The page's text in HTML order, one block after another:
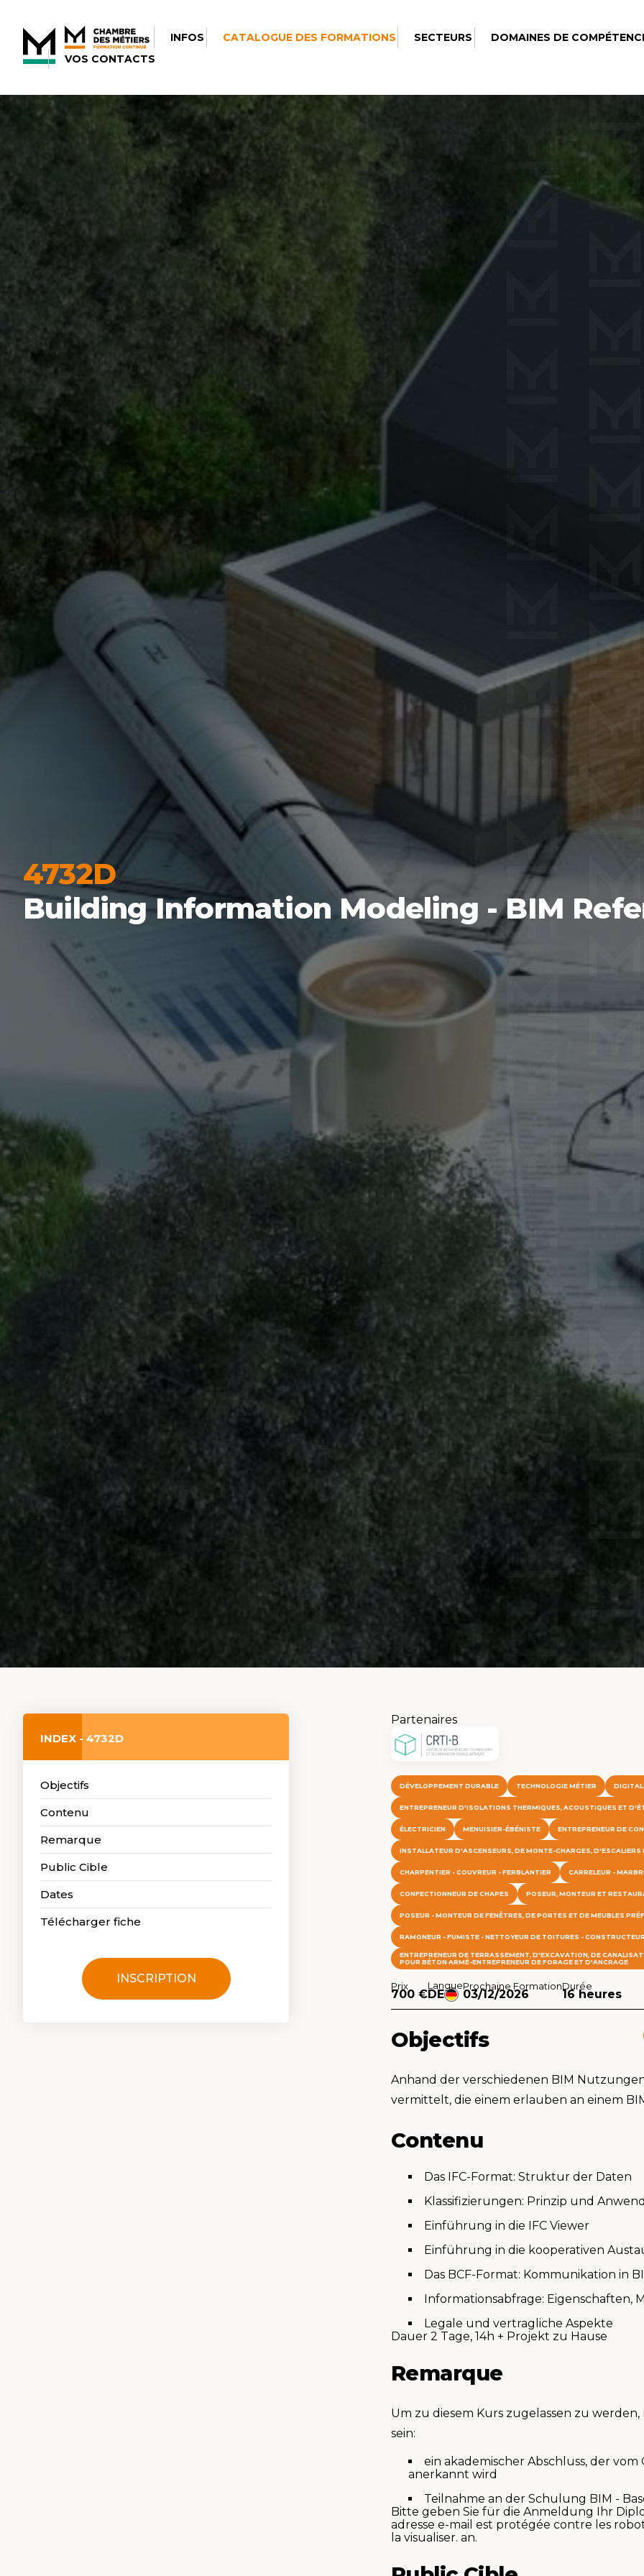
INFOS CATALOGUE DES FORMATIONS SECTEURS
DOMAINES DE
VOS CONTACTS
4732D
Building Information Modeling - BIM
INDEX - 4732D
Objectifs
Contenu
Remarque
Public Cible
Dates
Télécharger fiche
INSCRIPTION
Partenaires
DÉVELOPPEMENT DURABLE TECHNOLOGIE MÉTIER
ENTREPRENEUR D'ISOLATIONS THERMIQUES, ACOUSTIQUES ET
ÉLECTRICIEN MENUISIER-ÉBÉNISTE ENTREPRENEUR DE
INSTALLATEUR D'ASCENSEURS, DE MONTE-CHARGES,
CHARPENTIER - COUVREUR - FERBLANTIER CARRELEUR -
CONFECTIONNEUR DE CHAPES POSEUR, MONTEUR ET
POSEUR - MONTEUR DE FENÊTRES, DE PORTES ET DE MEUBLES
RAMONEUR - FUMISTE - NETTOYEUR DE TOITURES -
ENTREPRENEUR DE TERRASSEMENT, D'EXCAVATION, DE
POUR BÉTON ARMÉ-ENTREPRENEUR DE FORAGE ET D'ANCRAGE
Prix
700 €
Langue
DE
Prochaine Formation
03/12/2026
Durée
16 heures
Objectifs
Anhand der verschiedenen BIM
vermittelt, die einem erlauben an einem
Contenu
Das IFC-Format: Struktur der Daten
Klassifizierungen: Prinzip und
Einführung in die IFC Viewer
Einführung in die kooperativen
Das BCF-Format: Kommunikation in
Informationsabfrage: Eigenschaften,
Legale und vertragliche Aspekte
Dauer 2 Tage, 14h + Projekt zu Hause
Remarque
Um zu diesem Kurs zugelassen zu
sein:
ein akademischer Abschluss, der
anerkannt wird
Teilnahme an der Schulung BIM -
Bitte geben Sie für die Anmeldung Ihr
adresse e-mail est protégée contre les
la visualiser. an.